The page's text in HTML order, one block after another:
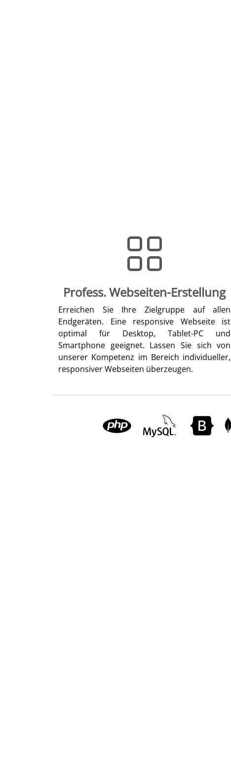
Profess. Webseiten-Erstellung
Erreichen Sie Ihre Zielgruppe auf allen
Endgeräten. Eine responsive Webseite ist
optimal für Desktop, Tablet-PC und
Smartphone geeignet. Lassen Sie sich von
unserer Kompetenz im Bereich individueller,
responsiver Webseiten überzeugen.